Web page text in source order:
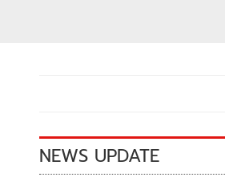
NEWS UPDATE